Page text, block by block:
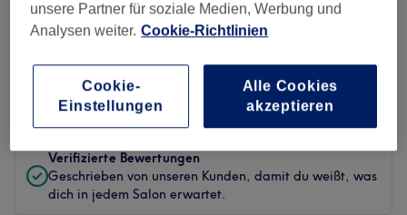
Bewertung Nach Sternen filtern
Verifizierte Bewertungen
Geschrieben von unseren Kunden, damit du weißt, was
dich in jedem Salon erwartet.
unsere Partner für soziale Medien, Werbung und
Analysen weiter. Cookie-Richtlinien
Cookie-
Einstellungen
Alle Cookies
akzeptieren